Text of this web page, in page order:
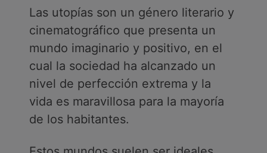
Las utopías son un género literario y
cinematográfico que presenta un
mundo imaginario y positivo, en el
cual la sociedad ha alcanzado un
nivel de perfección extrema y la
vida es maravillosa para la mayoría
de los habitantes.